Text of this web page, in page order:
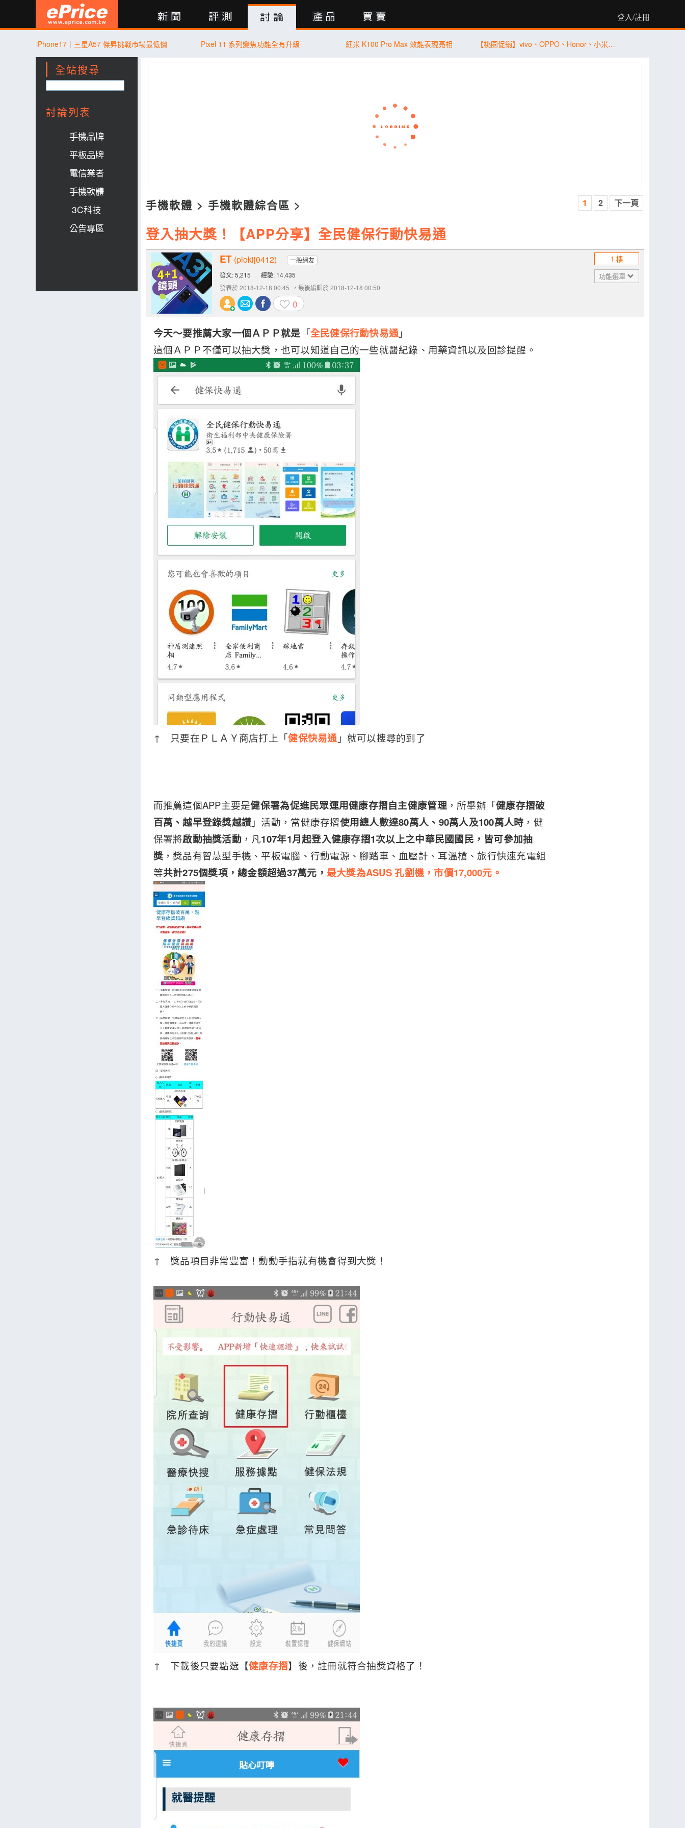
登入/註冊
評測 討論 產品 買賣 登入 行動版
iPhone17｜三星A57 傑昇挑戰市場最低價 Pixel 11 系列變焦功能全有升級 紅米 K100 Pro Max 效能表現亮相 【桃園促銷】vivo、OPPO、Honor、小米、Samsung、Apple，現貨特價 3,590 元起有夠划算！(7/31~8/6)
全站搜尋
討論列表
手機品牌
平板品牌
電信業者
手機軟體
3C科技
公告專區
手機軟體 > 手機軟體綜合區 > 1 2 下一頁
登入抽大獎！【APP分享】全民健保行動快易通
ET (plokij0412)
一般網友
發文: 5,215
經驗: 14,435
發表於 2018-12-18 00:45
，最後編輯於 2018-12-18 00:50
0
1 樓
功能選單
今天～要推薦大家一個ＡＰＰ就是 「全民健保行動快易通」
這個ＡＰＰ不僅可以抽大獎，也可以知道自己的一些就醫紀錄、用藥資訊以及回診提醒。
↑ 只要在ＰＬＡＹ商店打上「健保快易通 」就可以搜尋的到了
而推薦這個APP主要是健保署為促進民眾運用健康存摺自主健康管理，所舉辦「健康存摺破
百萬、越早登錄獎越讚」活動，當健康存摺使用總人數達80萬人、90萬人及100萬人時 ，健
保署將啟動抽獎活動，凡107年1月起登入健康存摺1次以上之中華民國國民，皆可參加抽
獎，獎品有智慧型手機、平板電腦、行動電源、腳踏車、血壓計、耳溫槍、旅行快速充電組
等共計275個獎項，總金額超過37萬元， 最大獎為ASUS 孔劉機，市價17,000元。
↑ 獎品項目非常豐富！動動手指就有機會得到大獎！
↑ 下載後只要點選【健康存摺】後，註冊就符合抽獎資格了！